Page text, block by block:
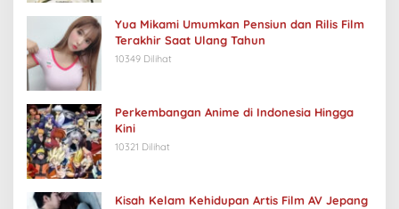
Yua Mikami Umumkan Pensiun dan Rilis Film
Terakhir Saat Ulang Tahun
10349 Dilihat
Perkembangan Anime di Indonesia Hingga
Kini
10321 Dilihat
Kisah Kelam Kehidupan Artis Film AV Jepang